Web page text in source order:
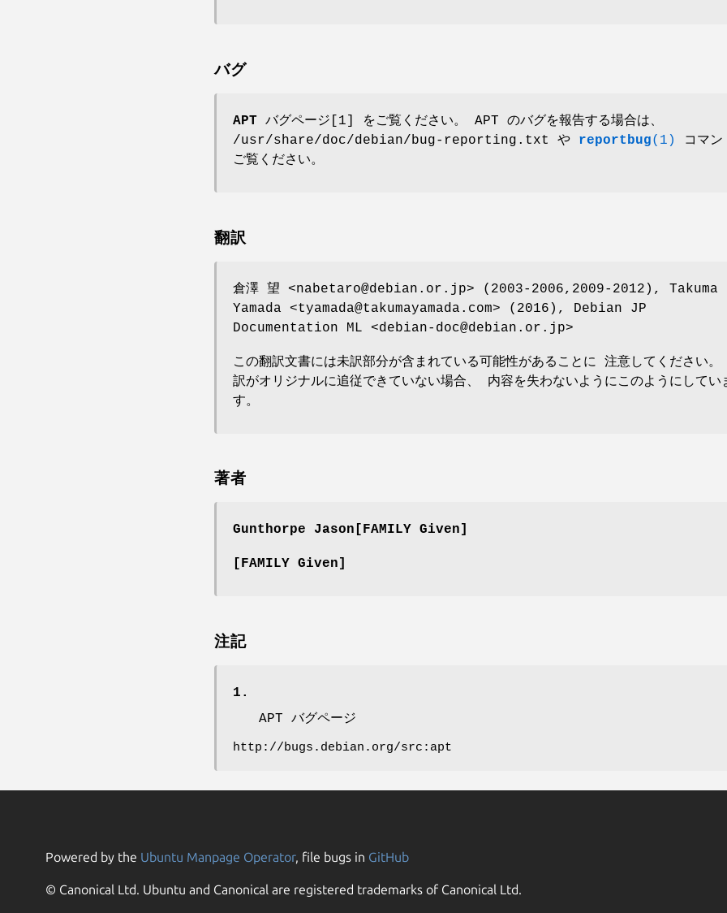
バグ
APT バグページ [1] をご覧ください。 APT のバグを報告する場合は、
/usr/share/doc/debian/bug-reporting.txt や reportbug(1)
コマン
ご覧ください。
翻訳
倉澤 望 <nabetaro@debian.or.jp> (2003-2006,2009-2012), Takuma
Yamada <tyamada@takumayamada.com> (2016), Debian JP
Documentation ML <debian-doc@debian.or.jp>
この翻訳文書には未訳部分が含まれている可能性があることに 注意してください
訳がオリジナルに追従できていない場合、 内容を失わないようにこのようにしてい
す。
著者
Gunthorpe Jason[FAMILY Given]
[FAMILY Given]
注記
1.
APT バグページ
http://bugs.debian.org/src:apt
Powered by the Ubuntu Manpage Operator, file bugs in GitHub
© Canonical Ltd. Ubuntu and Canonical are registered trademarks of Canonical Ltd.